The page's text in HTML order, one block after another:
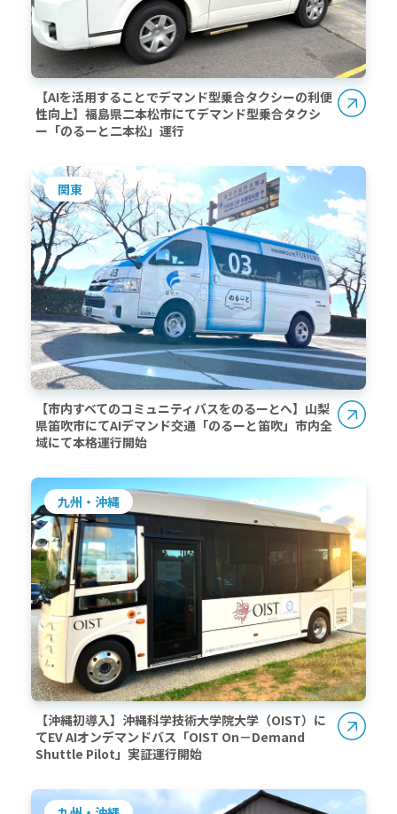
【AIを活用することでデマンド型乗合タクシーの利便
性向上】福島県二本松市にてデマンド型乗合タクシ
ー「のるーと二本松」運行
関東
【市内すべてのコミュニティバスをのるーとへ】山梨
県笛吹市にてAIデマンド交通「のるーと笛吹」市内全
域にて本格運行開始
九州・沖縄
【沖縄初導入】沖縄科学技術大学院大学（OIST）に
てEV AIオンデマンドバス「OIST On－Demand
Shuttle Pilot」実証運行開始